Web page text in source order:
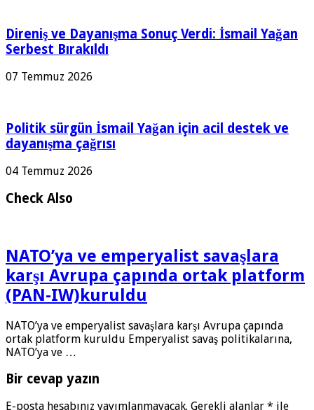
Direniş ve Dayanışma Sonuç Verdi: İsmail Yağan
Serbest Bırakıldı
07 Temmuz 2026
Politik sürgün İsmail Yağan için acil destek ve
dayanışma çağrısı
04 Temmuz 2026
Check Also
NATO’ya ve emperyalist savaşlara
karşı Avrupa çapında ortak platform
(PAN-IW)kuruldu
NATO’ya ve emperyalist savaşlara karşı Avrupa çapında
ortak platform kuruldu Emperyalist savaş politikalarına,
NATO’ya ve …
Bir cevap yazın
E-posta hesabınız yayımlanmayacak. Gerekli alanlar * ile